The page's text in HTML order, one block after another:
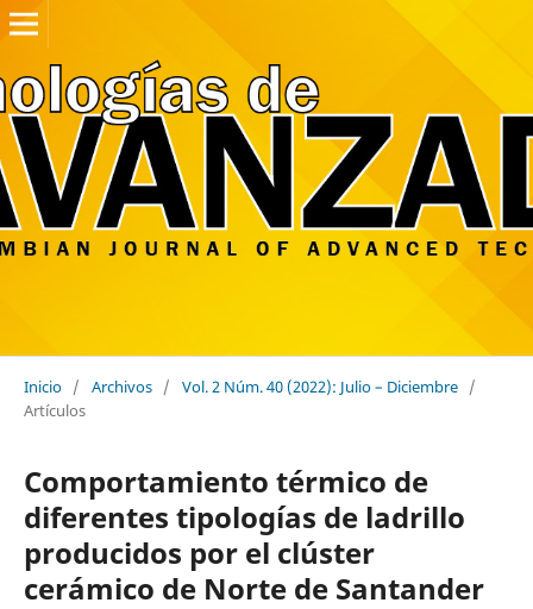
Inicio / Archivos / Vol. 2 Núm. 40 (2022): Julio – Diciembre /
Artículos
Comportamiento térmico de
diferentes tipologías de ladrillo
producidos por el clúster
cerámico de Norte de Santander